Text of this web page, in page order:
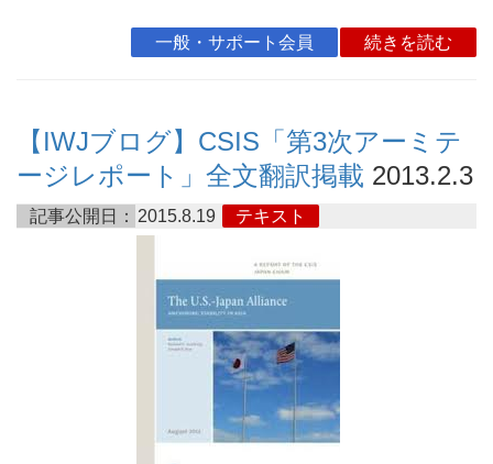
一般・サポート会員 続きを読む
【IWJブログ】CSIS「第3次アーミテ
ージレポート」全文翻訳掲載 2013.2.3
記事公開日： 2015.8.19 テキスト